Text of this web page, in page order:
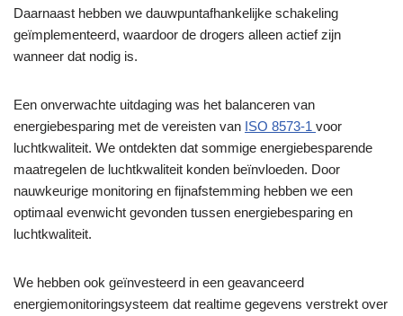
Daarnaast hebben we dauwpuntafhankelijke schakeling
geïmplementeerd, waardoor de drogers alleen actief zijn
wanneer dat nodig is.
Een onverwachte uitdaging was het balanceren van
energiebesparing met de vereisten van ISO 8573-1 voor
luchtkwaliteit. We ontdekten dat sommige energiebesparende
maatregelen de luchtkwaliteit konden beïnvloeden. Door
nauwkeurige monitoring en fijnafstemming hebben we een
optimaal evenwicht gevonden tussen energiebesparing en
luchtkwaliteit.
We hebben ook geïnvesteerd in een geavanceerd
energiemonitoringsysteem dat realtime gegevens verstrekt over